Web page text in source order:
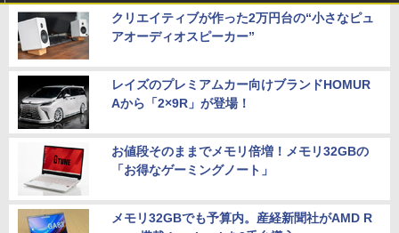
クリエイティブが作った2万円台の“小さなピュ
アオーディオスピーカー”
レイズのプレミアムカー向けブランドHOMUR
Aから「2×9R」が登場！
お値段そのままでメモリ倍増！メモリ32GBの
「お得なゲーミングノート」
メモリ32GBでも予算内。産経新聞社がAMD R